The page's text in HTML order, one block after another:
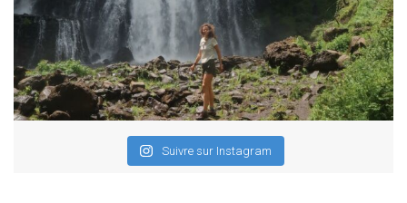
Suivre sur Instagram